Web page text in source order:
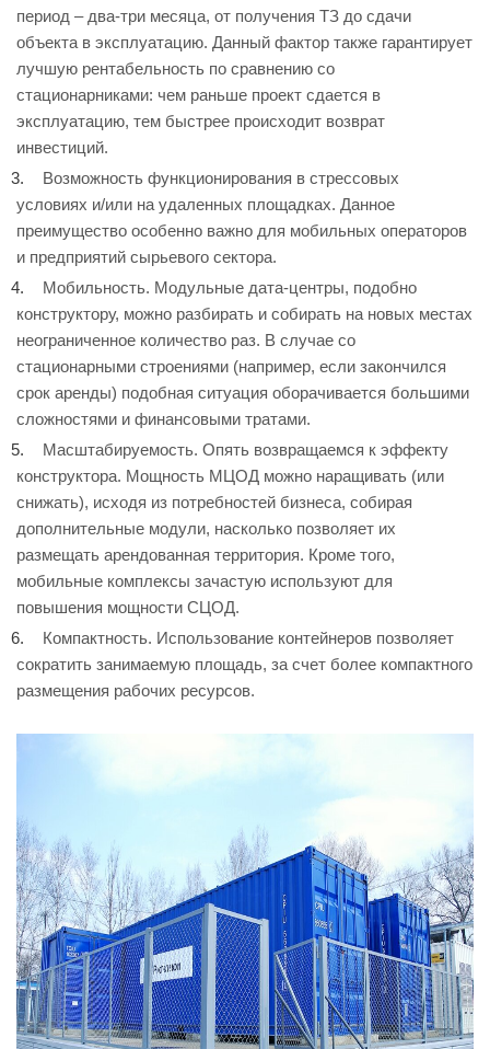
период – два-три месяца, от получения ТЗ до сдачи
объекта в эксплуатацию. Данный фактор также гарантирует
лучшую рентабельность по сравнению со
стационарниками: чем раньше проект сдается в
эксплуатацию, тем быстрее происходит возврат
инвестиций.
Возможность функционирования в стрессовых
условиях и/или на удаленных площадках. Данное
преимущество особенно важно для мобильных операторов
и предприятий сырьевого сектора.
Мобильность. Модульные дата-центры, подобно
конструктору, можно разбирать и собирать на новых местах
неограниченное количество раз. В случае со
стационарными строениями (например, если закончился
срок аренды) подобная ситуация оборачивается большими
сложностями и финансовыми тратами.
Масштабируемость. Опять возвращаемся к эффекту
конструктора. Мощность МЦОД можно наращивать (или
снижать), исходя из потребностей бизнеса, собирая
дополнительные модули, насколько позволяет их
размещать арендованная территория. Кроме того,
мобильные комплексы зачастую используют для
повышения мощности СЦОД.
Компактность. Использование контейнеров позволяет
сократить занимаемую площадь, за счет более компактного
размещения рабочих ресурсов.